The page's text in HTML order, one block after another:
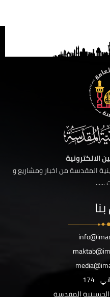
الالكترونية
المقدسة من اخبار ومشاريع و
......
174
المقدسة